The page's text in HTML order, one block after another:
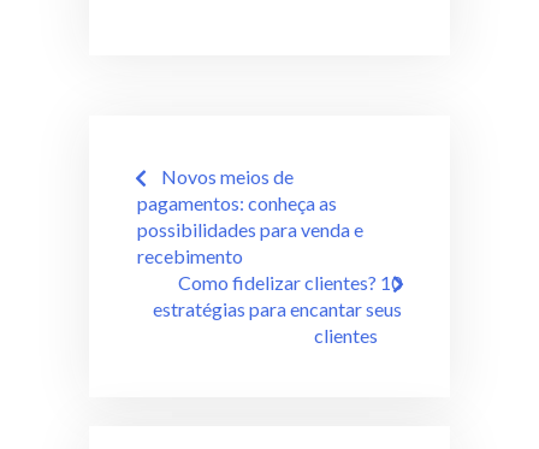
Novos meios de
pagamentos: conheça as
possibilidades para venda e
recebimento
Como fidelizar clientes? 10
estratégias para encantar seus
clientes